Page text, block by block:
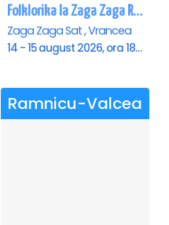
Folklorika la Zaga Zaga Resort
Zaga Zaga Sat , Vrancea
14 - 15 august 2026, ora 18:00
Ramnicu-Valcea